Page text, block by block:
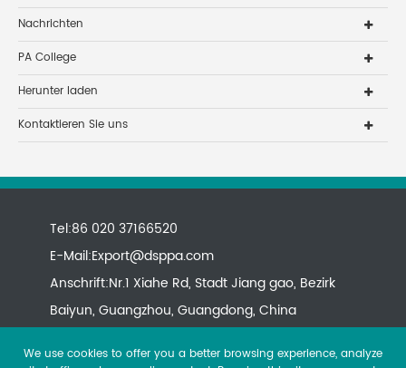
Nachrichten
PA College
Herunter laden
Kontaktieren Sie uns
Tel:86 020 37166520
E-Mail:Export@dsppa.com
Anschrift:Nr.1 Xiahe Rd, Stadt Jiang gao, Bezirk
Baiyun, Guangzhou, Guangdong, China
We use cookies to offer you a better browsing experience, analyze